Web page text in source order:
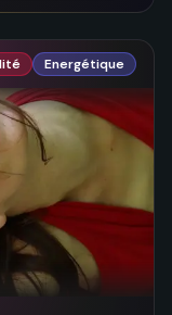
Energétique